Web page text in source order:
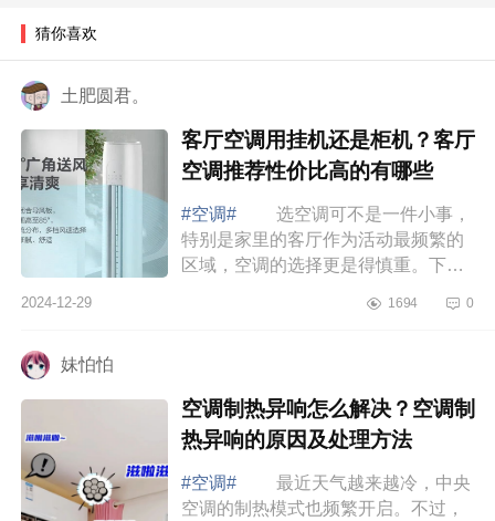
猜你喜欢
土肥圆君。
客厅空调用挂机还是柜机？客厅
空调推荐性价比高的有哪些
#空调#
选空调可不是一件小事，
特别是家里的客厅作为活动最频繁的
区域，空调的选择更是得慎重。下面
是柜机？客厅空调推荐性价比高的有
2024-12-29 1694 0
妹怕怕
空调制热异响怎么解决？空调制
热异响的原因及处理方法
#空调#
最近天气越来越冷，中央
空调的制热模式也频繁开启。不过，